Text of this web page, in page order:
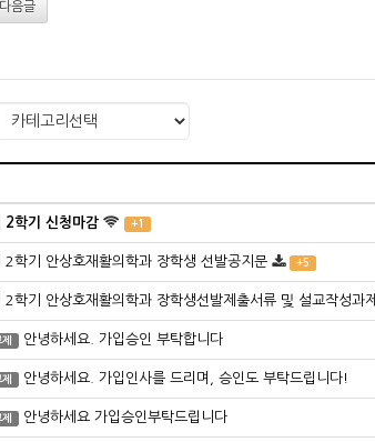
다음글
학기 신청마감 +1
학기 안상호재활의학과 장학생 선발공지문 +5
학기 안상호재활의학과 장학생선발제출서류 및 설교작성과제
안녕하세요. 가입승인 부탁합니다
안녕하세요. 가입인사를 드리며, 승인도 부탁드립니다!
안녕하세요 가입승인부탁드립니다